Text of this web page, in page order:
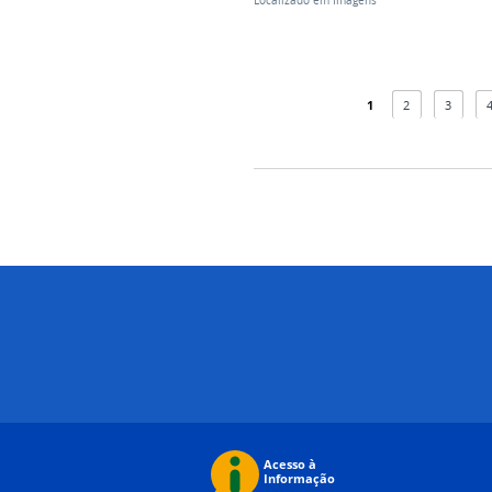
1 2 3 4